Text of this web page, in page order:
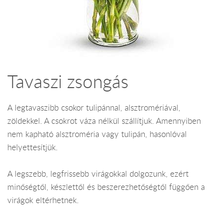
Tavaszi zsongás
A legtavaszibb csokor tulipánnal, alsztromériával,
zöldekkel. A csokrot váza nélkül szállítjuk. Amennyiben
nem kapható alsztroméria vagy tulipán, hasonlóval
helyettesítjük.
A legszebb, legfrissebb virágokkal dolgozunk, ezért
minőségtől, készlettől és beszerezhetőségtől függően a
virágok eltérhetnek.